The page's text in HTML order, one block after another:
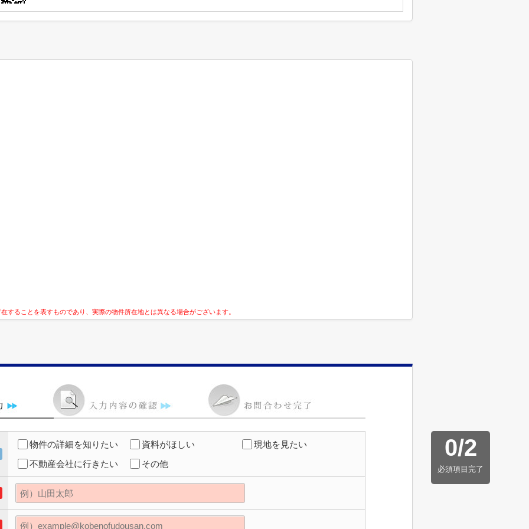
することを表すものであり、実際の物件所在地とは異なる場合がございます。
0/2
必須項目完了
物件の詳細を知りたい 資料がほしい
現地を見たい
不動産会社に行きたい
その他